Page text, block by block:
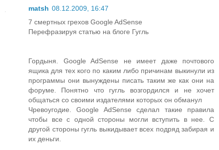
matsh 08.12.2009, 16:47
7 смертных грехов Google AdSense
Перефразируя статью на блоге Гугль
Гордыня. Google AdSense не имеет даже почтового
ящика для тех кого по каким либо причинам выкинули из
программы они вынуждены писать таким же как они на
форуме. Понятно что гугль возгордился и не хочет
общаться со своими издателями которых он обманул
Чревоугодие. Google AdSense сделал такие правила
чтобы все с одной стороны могли вступить в нее. С
другой стороны гугль выкидывает всех подряд забирая и
их деньги.